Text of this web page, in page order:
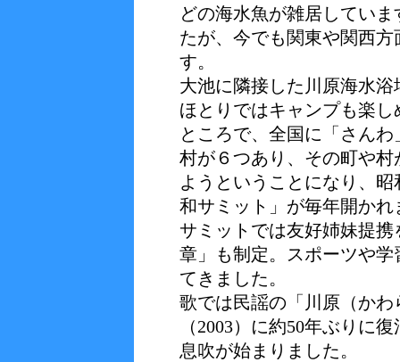
どの海水魚が雑居してい
たが、今でも関東や関西
す。
大池に隣接した川原海水
ほとりではキャンプも楽
ところで、全国に「さん
村が６つあり、その町や
ようということになり、
和サミット」が毎年開かれ
サミットでは友好姉妹提
章」も制定。スポーツや
てきました。
歌では民謡の「川原（か
（2003）に約50年ぶりに
息吹が始まりました。